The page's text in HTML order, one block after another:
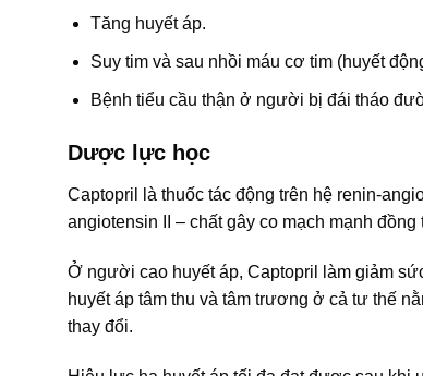
Tăng huyết áp.
Suy tim và sau nhồi máu cơ tim (huyết
Bệnh tiểu cầu thận ở người bị đái tháo
Dược lực học
Captopril là thuốc tác động trên hệ renin-
angiotensin II – chất gây co mạch mạnh
Ở người cao huyết áp, Captopril làm giảm
huyết áp tâm thu và tâm trương ở cả tư thế
thay đổi.